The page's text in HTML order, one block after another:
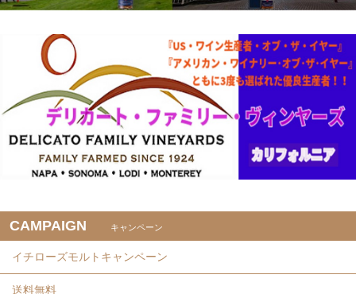
CAMPAIGN キャンペーン
イチローズモルトキャンペーン
送料無料